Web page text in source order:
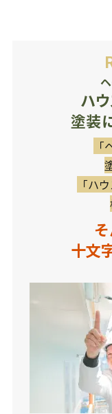
ハ
塗装
「ハ
十文